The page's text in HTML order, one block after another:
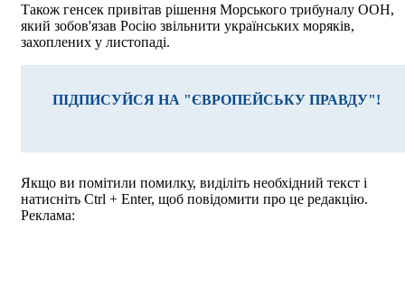
Також генсек привітав рішення Морського трибуналу ООН,
який зобов'язав Росію звільнити українських моряків,
захоплених у листопаді.
ПІДПИСУЙСЯ НА "ЄВРОПЕЙСЬКУ ПРАВДУ"!
Якщо ви помітили помилку, виділіть необхідний текст і
натисніть Ctrl + Enter, щоб повідомити про це редакцію.
Реклама: